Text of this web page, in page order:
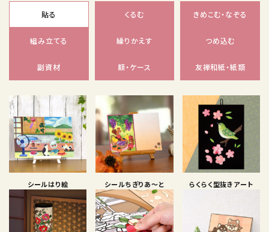
貼る くるむ きめこむ・なぞる
組み立てる 繰りかえす つめ込む
副資材 額・ケース 友禅和紙・紙類
シールはり絵 シールちぎりあ〜と らくらく型抜きアート